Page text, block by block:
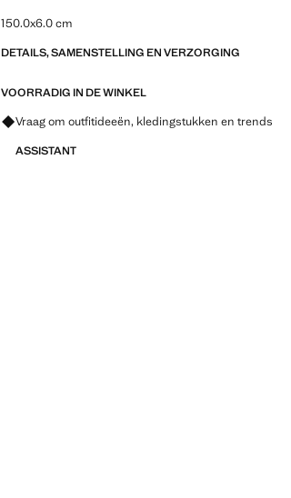
150.0x6.0 cm
DETAILS, SAMENSTELLING EN VERZORGING
VOORRADIG IN DE WINKEL
Vraag om outfitideeën, kledingstukken en trends
ASSISTANT